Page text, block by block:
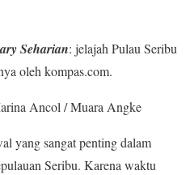
Seharian: jelajah Pulau Seribu
oleh kompas.com.
Ancol / Muara Angke
yang sangat penting dalam
Seribu. Karena waktu